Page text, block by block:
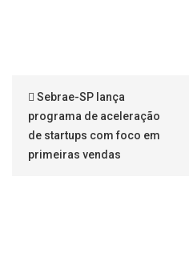
Sebrae-SP lança
programa de aceleração
de startups com foco em
primeiras vendas